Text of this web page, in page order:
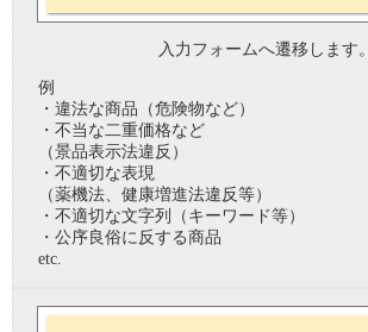
入力フォームへ遷移します。
例
・違法な商品（危険物など）
・不当な二重価格など
（景品表示法違反）
・不適切な表現
（薬機法、健康増進法違反等）
・不適切な文字列（キーワード等）
・公序良俗に反する商品
etc.